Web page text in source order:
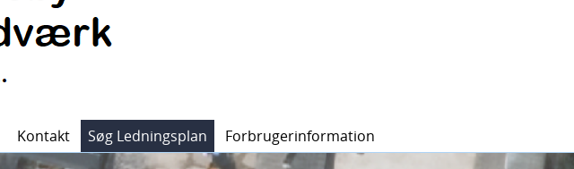
Kontakt Søg Ledningsplan Forbrugerinformation